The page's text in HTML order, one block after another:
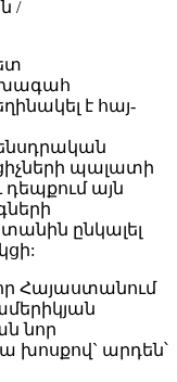
/
է հայ-
պալատի
դեպքում այն
ընկալել
Հայաստանում
նոր
խոսքով` արդեն՝